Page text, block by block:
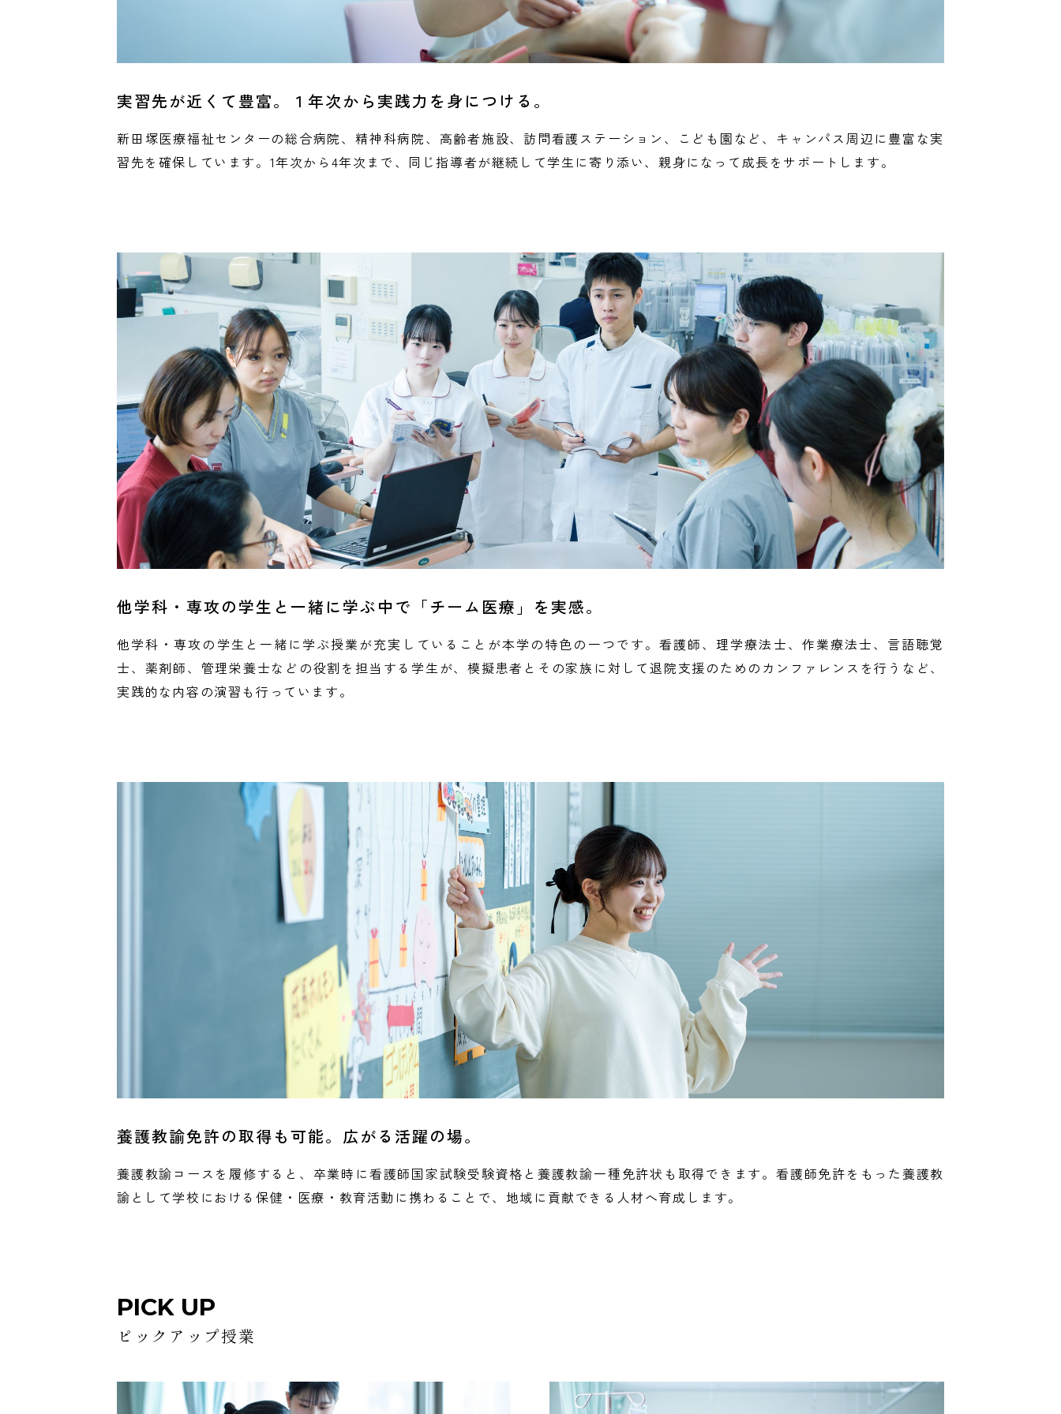
実習先が近くて豊富。１年次から実践力を身につける。
新田塚医療福祉センターの総合病院、精神科病院、高齢者施設、訪問看護ステーション、こども園など、キャンパス周辺に豊富な実
習先を確保しています。1年次から4年次まで、同じ指導者が継続して学生に寄り添い、親身になって成長をサポートします。
他学科・専攻の学生と一緒に学ぶ中で「チーム医療」を実感。
他学科・専攻の学生と一緒に学ぶ授業が充実していることが本学の特色の一つです。看護師、理学療法士、作業療法士、言語聴覚
士、薬剤師、管理栄養士などの役割を担当する学生が、模擬患者とその家族に対して退院支援のためのカンファレンスを行うなど、
実践的な内容の演習も行っています。
養護教諭免許の取得も可能。広がる活躍の場。
養護教諭コースを履修すると、卒業時に看護師国家試験受験資格と養護教諭一種免許状も取得できます。看護師免許をもった養護教
諭として学校における保健・医療・教育活動に携わることで、地域に貢献できる人材へ育成します。
PICK UP
ピックアップ授業